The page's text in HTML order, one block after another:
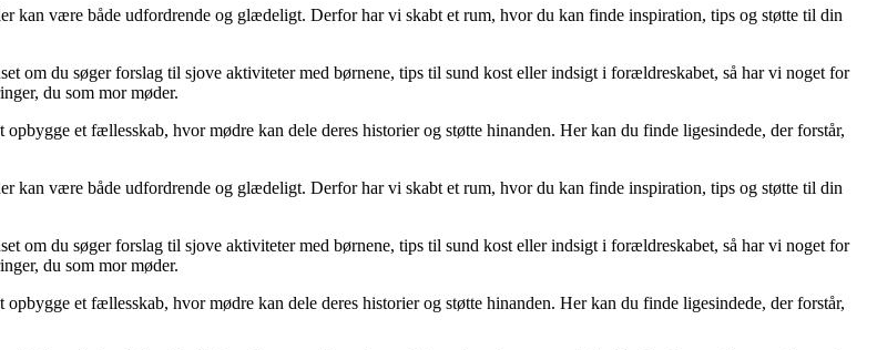
kan være både udfordrende og glædeligt. Derfor har vi skabt et rum, hvor du kan finde inspiration, tips og støtte til din
om du søger forslag til sjove aktiviteter med børnene, tips til sund kost eller indsigt i forældreskabet, så har vi noget for
du som mor møder.
et fællesskab, hvor mødre kan dele deres historier og støtte hinanden. Her kan du finde ligesindede, der forstår,
kan være både udfordrende og glædeligt. Derfor har vi skabt et rum, hvor du kan finde inspiration, tips og støtte til din
om du søger forslag til sjove aktiviteter med børnene, tips til sund kost eller indsigt i forældreskabet, så har vi noget for
du som mor møder.
et fællesskab, hvor mødre kan dele deres historier og støtte hinanden. Her kan du finde ligesindede, der forstår,